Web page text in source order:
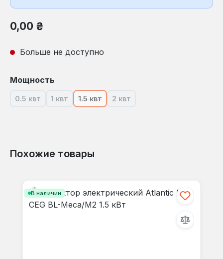
Обычная цена:
0,00 ₴
Больше не доступно
Выберите
Мощность
0.5 квт(В настоящее время эта опция недоступна.)
1 квт(В настоящее время эта опция недоступна.)
1.5 квт(В настоящее время эта опция
2 квт(В настоящее время эта
Похожие товары
В наличии